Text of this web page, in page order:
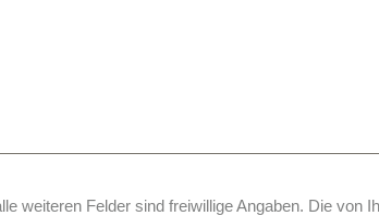
weiteren Felder sind freiwillige Angaben. Die von